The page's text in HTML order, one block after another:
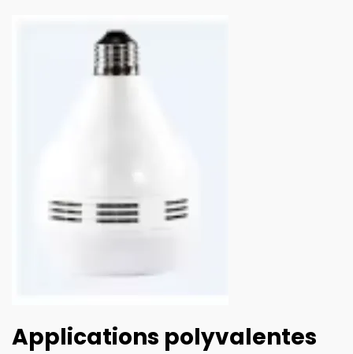
Applications polyvalentes